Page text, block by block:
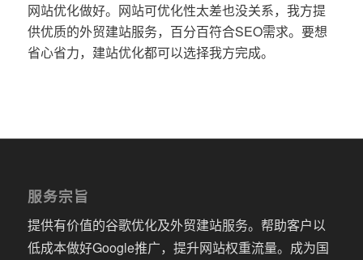
网站优化做好。网站可优化性太差也没关系，我方提
供优质的外贸建站服务，百分百符合SEO需求。要想
省心省力，建站优化都可以选择我方完成。
服务宗旨
提供有价值的谷歌优化及外贸建站服务。帮助客户以
低成本做好Google推广，提升网站权重流量。成为国